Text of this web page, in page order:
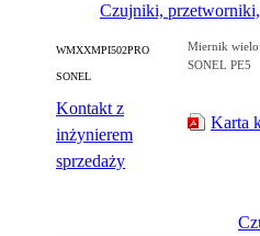
Czujniki,
WMXXMPI502PRO
SONEL
Kontakt z
inżynierem
sprzedaży
Miernik
SONEL PE5
Karta